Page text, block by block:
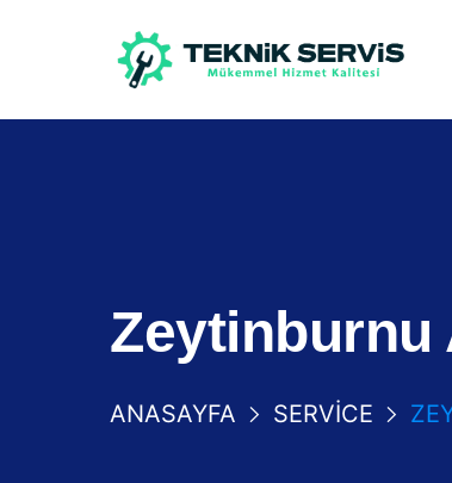
Zeytinburnu
ANASAYFA SERVICE